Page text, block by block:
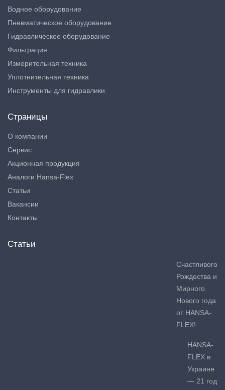
Водное оборудование
Пневматическое оборудование
Гидравлическое оборудование
Фильтрация
Измерительная техника
Уплотнительная техника
Инструменты для гидравлики
Страницы
О компании
Сервис
Акционная продукция
Аналоги Hansa-Flex
Статьи
Вакансии
Контакты
Статьи
Счастливого
Рождества и
Мирного
Нового года
от HANSA-
FLEX!
HANSA-
FLEX в
Украине
— 21 год